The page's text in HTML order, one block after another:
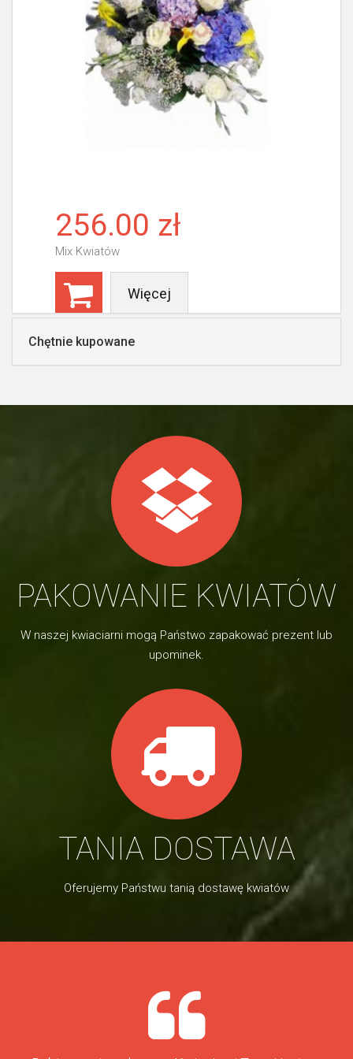
256.00 zł
Mix Kwiatów
Więcej
Chętnie kupowane
PAKOWANIE KWIATÓW
W naszej kwiaciarni mogą Państwo zapakować prezent lub
upominek.
TANIA DOSTAWA
Oferujemy Państwu tanią dostawę kwiatów